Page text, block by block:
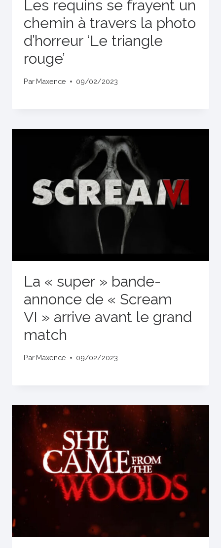
Les requins se frayent un
chemin à travers la photo
d’horreur ‘Le triangle
rouge’
Par Maxence 09/02/2023
La « super » bande-
annonce de « Scream
VI » arrive avant le grand
match
Par Maxence 09/02/2023